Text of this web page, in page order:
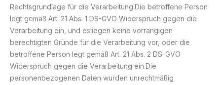
Rechtsgrundlage für die Verarbeitung.Die betroffene Person
legt gemäß Art. 21 Abs. 1 DS-GVO Widerspruch gegen die
Verarbeitung ein, und esliegen keine vorrangigen
berechtigten Gründe für die Verarbeitung vor, oder die
betroffene Person legt gemäß Art. 21 Abs. 2 DS-GVO
Widerspruch gegen die Verarbeitung ein.Die
personenbezogenen Daten wurden unrechtmäßig